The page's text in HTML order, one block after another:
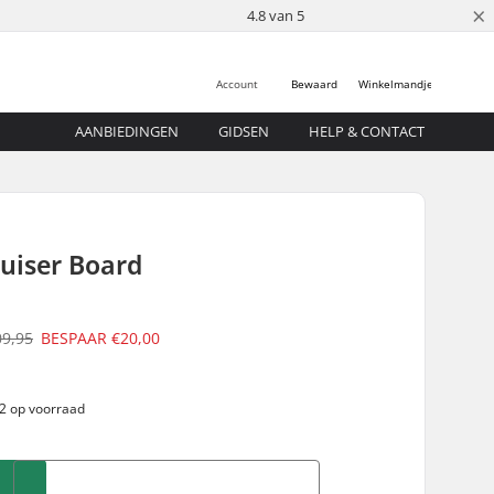
4.8 van 5 ×
Winkelmandje
Bewaard
Account
AANBIEDINGEN GIDSEN HELP & CONTACT
Board
BESPAAR€20,00
op voorraad